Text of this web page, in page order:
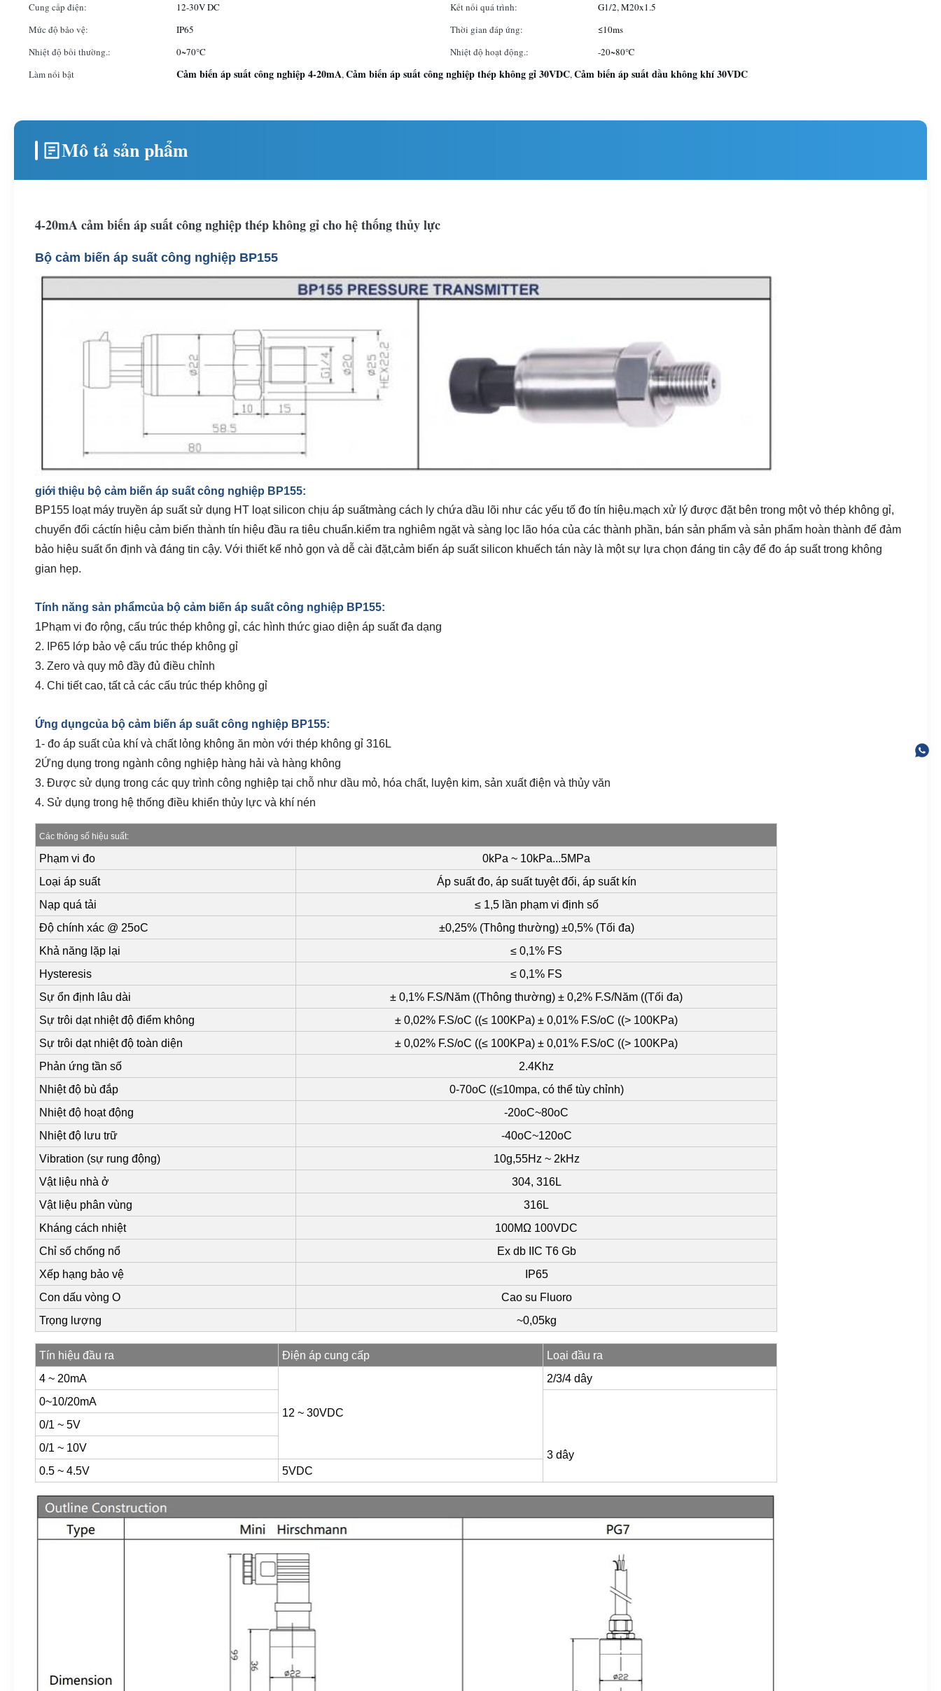
Cung cấp điện:
12-30V DC Kết nối quá trình:
G1/2, M20x1.5
Mức độ bảo vệ:
IP65 Thời gian đáp ứng:
≤10ms
Nhiệt độ bồi thường.:
0~70°C Nhiệt độ hoạt động.:
-20~80℃
Làm nổi bật
Cảm biến áp suất công nghiệp 4-20mA,Cảm biến áp suất công nghiệp thép không gỉ 30VDC,Cảm biến áp suất dầu không khí 30VDC
Mô tả sản phẩm
4-20mA cảm biến áp suất công nghiệp thép không gỉ cho hệ thống thủy lực
Bộ cảm biến áp suất công nghiệp BP155
giới thiệu bộ cảm biến áp suất công nghiệp BP155:
BP155 loạt máy truyền áp suất sử dụng HT loạt silicon chịu áp suấtmàng cách ly chứa dầu lõi như các yếu tố đo tín hiệu.mạch xử lý được đặt bên trong một vỏ thép không gỉ,
chuyển đổi cáctín hiệu cảm biến thành tín hiệu đầu ra tiêu chuẩn.kiểm tra nghiêm ngặt và sàng lọc lão hóa của các thành phần, bán sản phẩm và sản phẩm hoàn thành để đảm
bảo hiệu suất ổn định và đáng tin cậy. Với thiết kế nhỏ gọn và dễ cài đặt,cảm biến áp suất silicon khuếch tán này là một sự lựa chọn đáng tin cậy để đo áp suất trong không
gian hẹp.
Tính năng sản phẩmcủa bộ cảm biến áp suất công nghiệp BP155:
1Phạm vi đo rộng, cấu trúc thép không gỉ, các hình thức giao diện áp suất đa dạng
2. IP65 lớp bảo vệ cấu trúc thép không gỉ
3. Zero và quy mô đầy đủ điều chỉnh
4. Chi tiết cao, tất cả các cấu trúc thép không gỉ
Ứng dụngcủa bộ cảm biến áp suất công nghiệp BP155:
1- đo áp suất của khí và chất lỏng không ăn mòn với thép không gỉ 316L
2Ứng dụng trong ngành công nghiệp hàng hải và hàng không
3. Được sử dụng trong các quy trình công nghiệp tại chỗ như dầu mỏ, hóa chất, luyện kim, sản xuất điện và thủy văn
4. Sử dụng trong hệ thống điều khiển thủy lực và khí nén
Các thông số hiệu suất:
Phạm vi đo
0kPa ~ 10kPa...5MPa
Loại áp suất
Áp suất đo, áp suất tuyệt đối, áp suất kín
Nạp quá tải
≤ 1,5 lần phạm vi định số
Độ chính xác @ 25oC
±0,25% (Thông thường) ±0,5% (Tối đa)
Khả năng lặp lại
≤ 0,1% FS
Hysteresis
≤ 0,1% FS
Sự ổn định lâu dài
± 0,1% F.S/Năm ((Thông thường) ± 0,2% F.S/Năm ((Tối đa)
Sự trôi dạt nhiệt độ điểm không
± 0,02% F.S/oC ((≤ 100KPa) ± 0,01% F.S/oC ((> 100KPa)
Sự trôi dạt nhiệt độ toàn diện
± 0,02% F.S/oC ((≤ 100KPa) ± 0,01% F.S/oC ((> 100KPa)
Phản ứng tần số
2.4Khz
Nhiệt độ bù đắp
0-70oC ((≤10mpa, có thể tùy chỉnh)
Nhiệt độ hoạt động
-20oC~80oC
Nhiệt độ lưu trữ
-40oC~120oC
Vibration (sự rung động)
10g,55Hz ~ 2kHz
Vật liệu nhà ở
304, 316L
Vật liệu phân vùng
316L
Kháng cách nhiệt
100MΩ 100VDC
Chỉ số chống nổ
Ex db IIC T6 Gb
Xếp hạng bảo vệ
IP65
Con dấu vòng O
Cao su Fluoro
Trọng lượng
~0,05kg
Tín hiệu đầu ra Điện áp cung cấp
Loại đầu ra
4 ~ 20mA
12 ~ 30VDC
2/3/4 dây
0~10/20mA
3 dây
0/1 ~ 5V
0/1 ~ 10V
0.5 ~ 4.5V
5VDC